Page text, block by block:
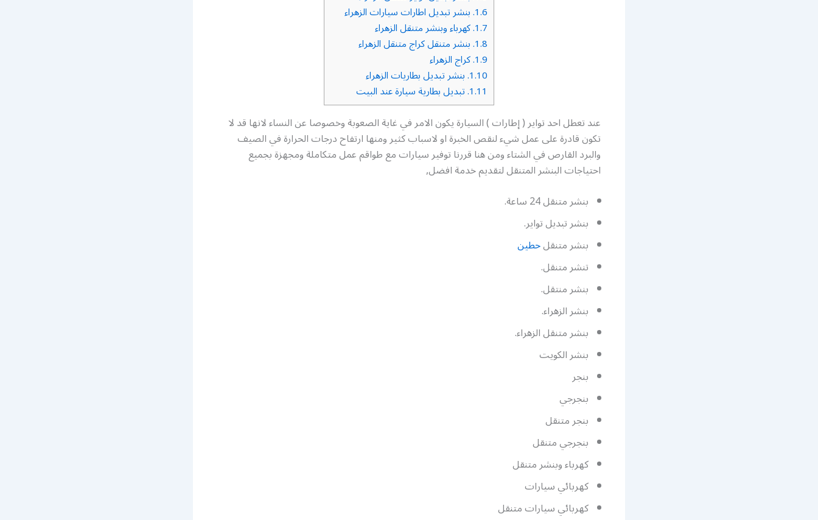
1.6. بنشر تبديل اطارات سيارات الزهراء
1.7. كهرباء وبنشر متنقل الزهراء
1.8. بنشر متنقل كراج متنقل الزهراء
1.9. كراج الزهراء
1.10. بنشر تبديل بطاريات الزهراء
1.11. تبديل بطارية سيارة عند البيت
عند تعطل احد تواير ( إطارات ) السيارة يكون الامر في غاية الصعوبة وخصوصا عن النساء لانها قد لا
تكون قادرة على عمل شيء لنقص الخبرة او لاسباب كثير ومنها ارتفاح درجات الحرارة في الصيف
والبرد القارص في الشتاء ومن هنا قررنا توفير سيارات مع طواقم عمل متكاملة ومجهزة بجميع
احتياجات البنشر المتنقل لتقديم خدمة افضل,
بنشر متنقل 24 ساعة.
بنشر تبديل تواير.
بنشر متنقلحطين
تنشر متنقل.
بنشر منتقل.
بنشر الزهراء.
بنشر متنقل الزهراء.
بنشر الكويت
بنجر
بنجرجي
بنجر متنقل
بنجرجي متنقل
كهرباء وبنشر متنقل
كهربائي سيارات
كهربائي سيارات متنقل